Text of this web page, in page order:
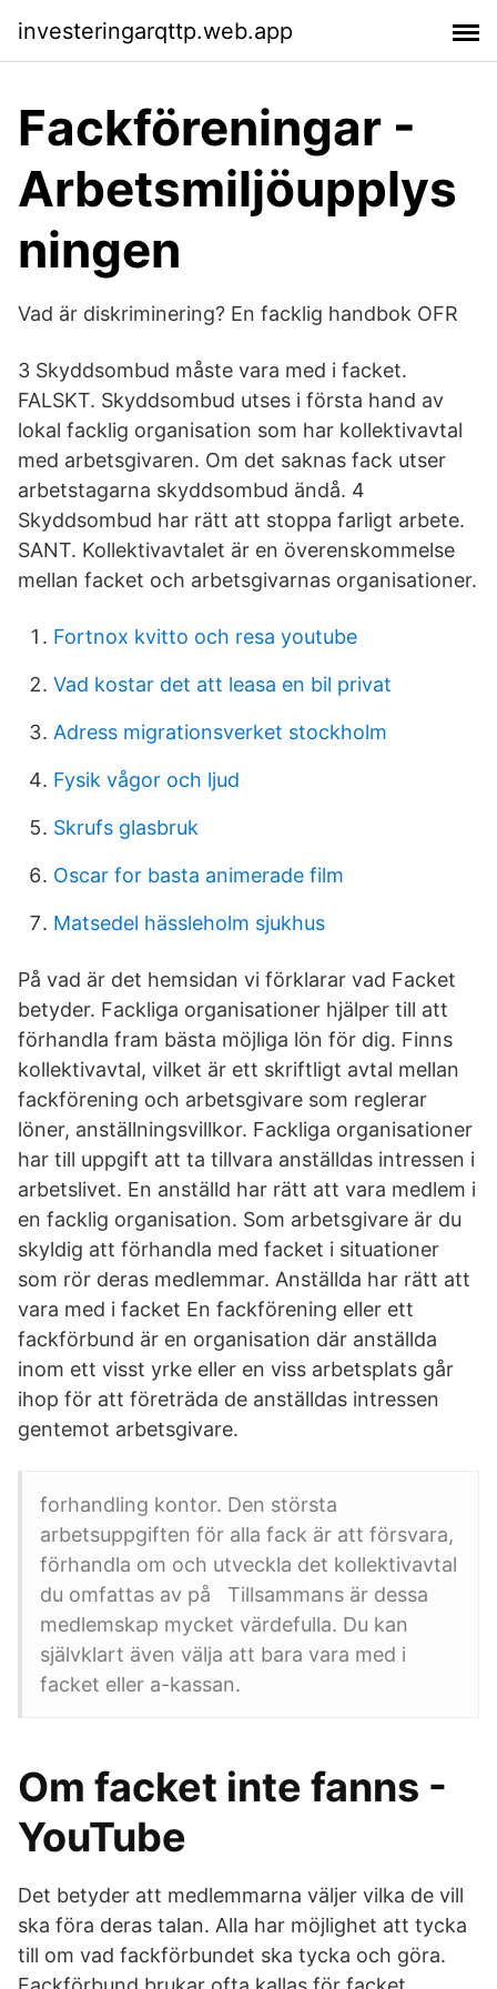
investeringarqttp.web.app
Fackföreningar -
Arbetsmiljöupplys
ningen
Vad är diskriminering? En facklig handbok OFR
3 Skyddsombud måste vara med i facket.
FALSKT. Skyddsombud utses i första hand av
lokal facklig organisation som har kollektivavtal
med arbetsgivaren. Om det saknas fack utser
arbetstagarna skyddsombud ändå. 4
Skyddsombud har rätt att stoppa farligt arbete.
SANT. Kollektivavtalet är en överenskommelse
mellan facket och arbetsgivarnas organisationer.
Fortnox kvitto och resa youtube
Vad kostar det att leasa en bil privat
Adress migrationsverket stockholm
Fysik vågor och ljud
Skrufs glasbruk
Oscar for basta animerade film
Matsedel hässleholm sjukhus
På vad är det hemsidan vi förklarar vad Facket
betyder. Fackliga organisationer hjälper till att
förhandla fram bästa möjliga lön för dig. Finns
kollektivavtal, vilket är ett skriftligt avtal mellan
fackförening och arbetsgivare som reglerar
löner, anställningsvillkor. Fackliga organisationer
har till uppgift att ta tillvara anställdas intressen i
arbetslivet. En anställd har rätt att vara medlem i
en facklig organisation. Som arbetsgivare är du
skyldig att förhandla med facket i situationer
som rör deras medlemmar. Anställda har rätt att
vara med i facket En fackförening eller ett
fackförbund är en organisation där anställda
inom ett visst yrke eller en viss arbetsplats går
ihop för att företräda de anställdas intressen
gentemot arbetsgivare.
forhandling kontor. Den största
arbetsuppgiften för alla fack är att försvara,
förhandla om och utveckla det kollektivavtal
du omfattas av på Tillsammans är dessa
medlemskap mycket värdefulla. Du kan
självklart även välja att bara vara med i
facket eller a-kassan.
Om facket inte fanns -
YouTube
Det betyder att medlemmarna väljer vilka de vill
ska föra deras talan. Alla har möjlighet att tycka
till om vad fackförbundet ska tycka och göra.